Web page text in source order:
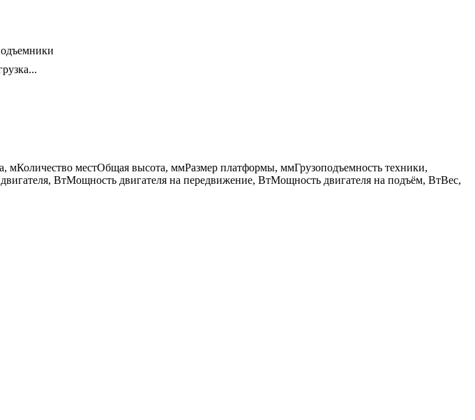
мКоличество местОбщая высота, ммРазмер платформы, ммГрузоподъемность техники,
ВтМощность двигателя на передвижение, ВтМощность двигателя на подъём, ВтВес,